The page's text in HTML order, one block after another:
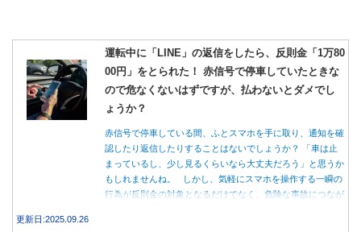
運転中に「LINE」の返信をしたら、反則金「1万80
00円」をとられた！ 赤信号で停車していたときな
ので危なくないはずですが、払わないとダメでし
ょうか？
赤信号で停車している間、ふとスマホを手に取り、通知を確
認したり返信したりすることはないでしょうか？ 「車は止
まっているし、少し見るくらいなら大丈夫だろう」と思うか
もしれませんね。 しかし、気軽にスマホを操作する一瞬の
行為が反則金の対象となるだけでなく、危険な事故につなが
更新日:2025.09.26